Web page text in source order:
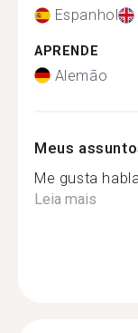
Espanhol
APRENDE
Alemão
Meus
Me gusta
Leia mais